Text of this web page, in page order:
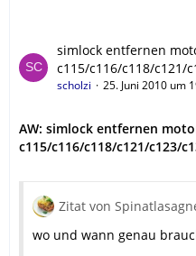
simlock entfernen
c115/c116/c118/c121/
scholzi 25. Juni 2010 um
AW: simlock entfernen
c115/c116/c118/c121/c123/
Zitat von
wo und wann genau